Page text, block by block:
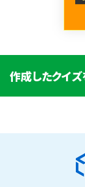
作成したクイ